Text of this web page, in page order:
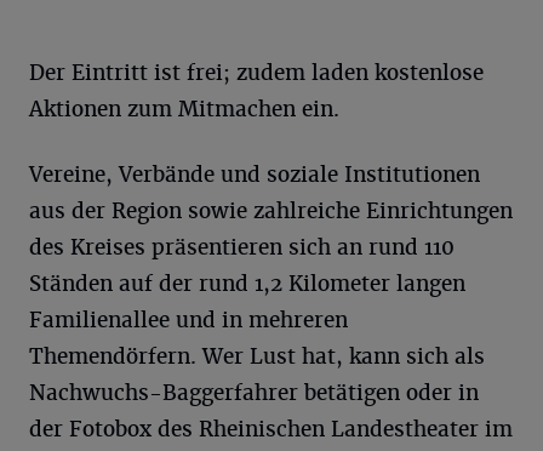
Der Eintritt ist frei; zudem laden kostenlose
Aktionen zum Mitmachen ein.
Vereine, Verbände und soziale Institutionen
aus der Region sowie zahlreiche Einrichtungen
des Kreises präsentieren sich an rund 110
Ständen auf der rund 1,2 Kilometer langen
Familienallee und in mehreren
Themendörfern. Wer Lust hat, kann sich als
Nachwuchs-Baggerfahrer betätigen oder in
der Fotobox des Rheinischen Landestheater im